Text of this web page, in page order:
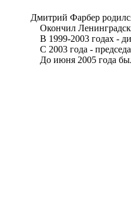
Дмитрий Фарбер родился
Окончил
В 1999-2003 годах -
С 2003 года -
До июня 2005 года был